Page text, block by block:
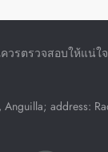
วรตรวจสอบให้แน่ใ
address: